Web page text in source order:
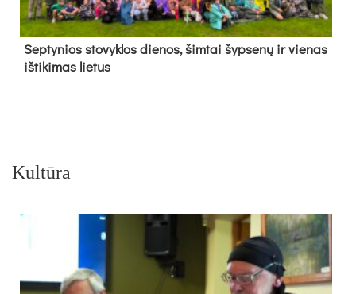
Sep­ty­nios sto­vyk­los die­nos, šim­tai šyp­se­nų ir vie­nas
iš­ti­ki­mas lie­tus
Kultūra